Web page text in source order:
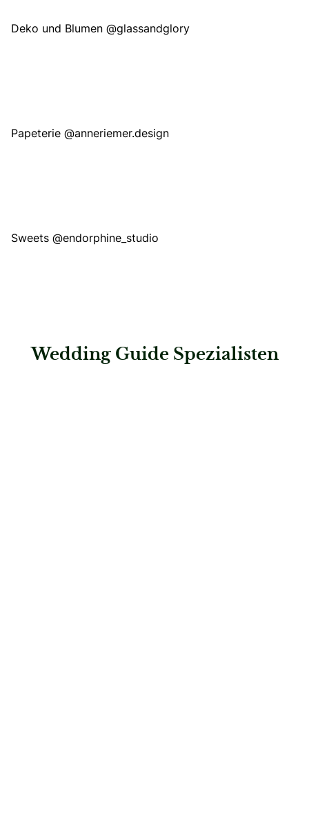
Deko und Blumen @glassandglory
Papeterie @anneriemer.design
Sweets @endorphine_studio
Wedding Guide Spezialisten